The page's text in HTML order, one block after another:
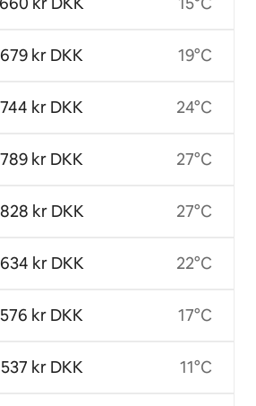
679 kr DKK
744 kr DKK
789 kr DKK
828 kr DKK
634 kr DKK
576 kr DKK
537 kr DKK
19°C
24°C
27°C
27°C
22°C
17°C
11°C